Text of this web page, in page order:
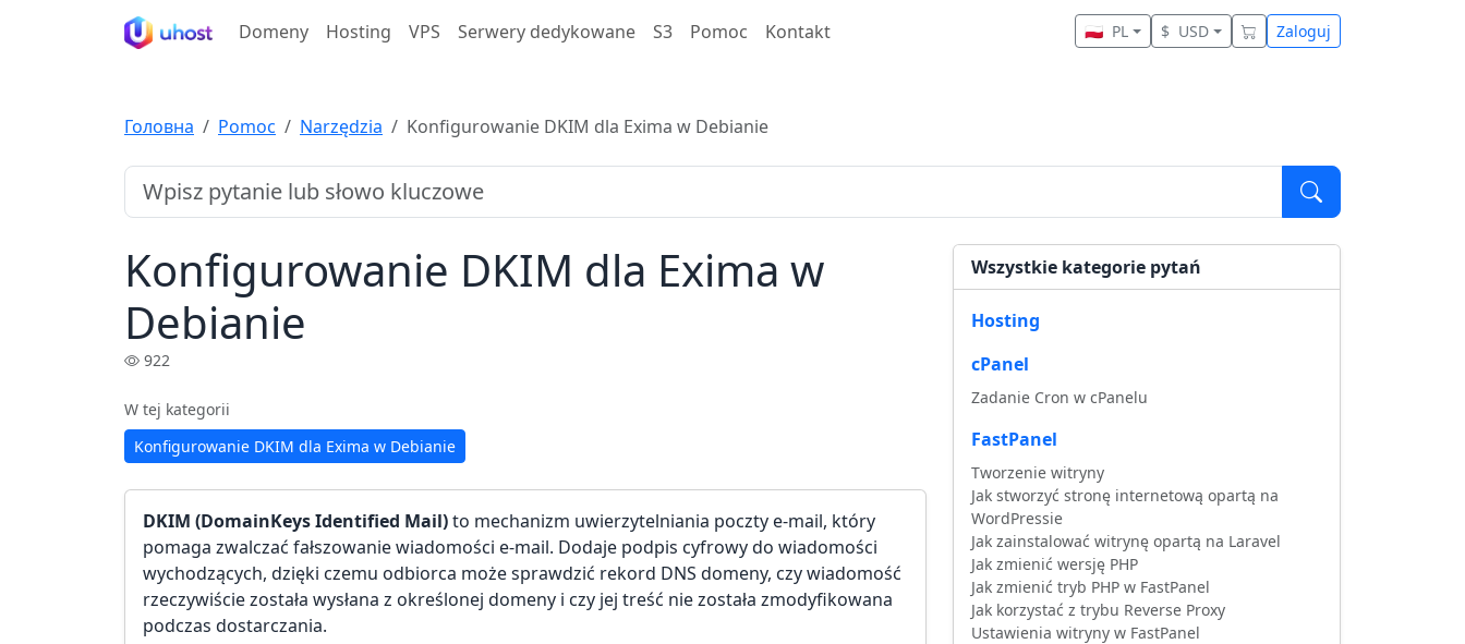
Domeny Hosting VPS Serwery dedykowane S3 Pomoc Kontakt 🇵🇱 PL $ USD Zaloguj
Головна Pomoc Narzędzia Konfigurowanie DKIM dla Exima w Debianie
Konfigurowanie DKIM dla Exima w
Debianie
922
W tej kategorii
Konfigurowanie DKIM dla Exima w Debianie
DKIM (DomainKeys Identified Mail)to mechanizm uwierzytelniania poczty e-mail, który
pomaga zwalczać fałszowanie wiadomości e-mail. Dodaje podpis cyfrowy do wiadomości
wychodzących, dzięki czemu odbiorca może sprawdzić rekord DNS domeny, czy wiadomość
rzeczywiście została wysłana z określonej domeny i czy jej treść nie została zmodyfikowana
podczas dostarczania.
Wszystkie kategorie pytań
Hosting
cPanel
Zadanie Cron w cPanelu
FastPanel
Tworzenie witryny
Jak stworzyć stronę internetową opartą na
WordPressie
Jak zainstalować witrynę opartą na Laravel
Jak zmienić wersję PHP
Jak zmienić tryb PHP w FastPanel
Jak korzystać z trybu Reverse Proxy
Ustawienia witryny w FastPanel